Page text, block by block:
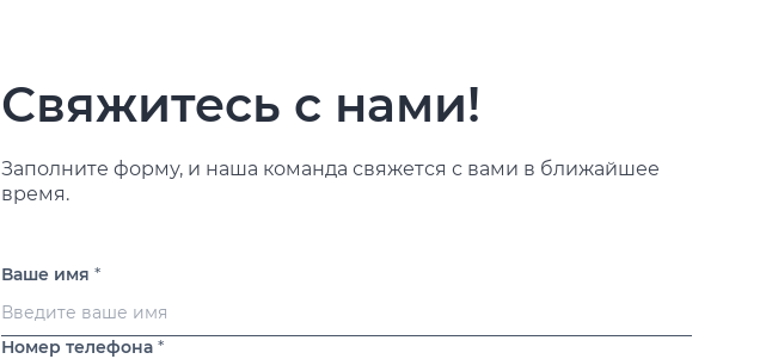
Свяжитесь с нами!
Заполните форму, и наша команда свяжется с вами в ближайшее
время.
Ваше имя *
Номер телефона *